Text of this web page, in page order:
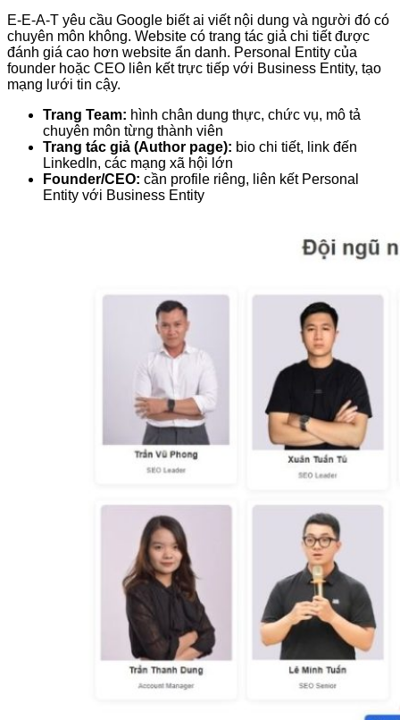
E-E-A-T yêu cầu Google biết ai viết nội dung và người đó có
chuyên môn không. Website có trang tác giả chi tiết được
đánh giá cao hơn website ẩn danh. Personal Entity của
founder hoặc CEO liên kết trực tiếp với Business Entity, tạo
mạng lưới tin cậy.
Trang Team: hình chân dung thực, chức vụ, mô tả
chuyên môn từng thành viên
Trang tác giả (Author page): bio chi tiết, link đến
LinkedIn, các mạng xã hội lớn
Founder/CEO: cần profile riêng, liên kết Personal
Entity với Business Entity